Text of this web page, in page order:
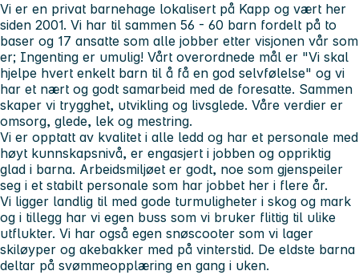
Vi er en privat barnehage lokalisert på Kapp og vært her
siden 2001. Vi har til sammen 56 - 60 barn fordelt på to
baser og 17 ansatte som alle jobber etter visjonen vår som
er; Ingenting er umulig! Vårt overordnede mål er "Vi skal
hjelpe hvert enkelt barn til å få en god selvfølelse" og vi
har et nært og godt samarbeid med de foresatte. Sammen
skaper vi trygghet, utvikling og livsglede. Våre verdier er
omsorg, glede, lek og mestring.
Vi er opptatt av kvalitet i alle ledd og har et personale med
høyt kunnskapsnivå, er engasjert i jobben og oppriktig
glad i barna. Arbeidsmiljøet er godt, noe som gjenspeiler
seg i et stabilt personale som har jobbet her i flere år.
Vi ligger landlig til med gode turmuligheter i skog og mark
og i tillegg har vi egen buss som vi bruker flittig til ulike
utflukter. Vi har også egen snøscooter som vi lager
skiløyper og akebakker med på vinterstid. De eldste barna
deltar på svømmeopplæring en gang i uken.